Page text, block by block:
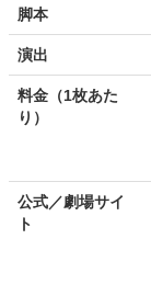
脚本
演出
料金（1枚あた
り）
公式／劇場サイ
ト